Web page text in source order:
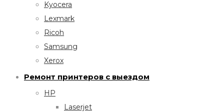
Kyocera
Lexmark
Ricoh
Samsung
Xerox
Ремонт принтеров с выездом
HP
Laserjet